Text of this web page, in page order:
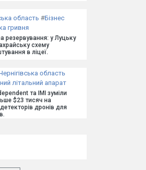
область #Бізнес
гривня
резервування: у Луцьку
схему
в ліцеї.
область
літальний апарат
та ІМІ зуміли
$23 тисяч на
дронів для